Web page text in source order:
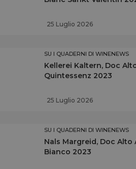
25 Luglio 2026
SU I QUADERNI DI WINENEWS
Kellerei Kaltern, Doc
Quintessenz 2023
25 Luglio 2026
SU I QUADERNI DI WINENEWS
Nals Margreid, Doc
Bianco 2023